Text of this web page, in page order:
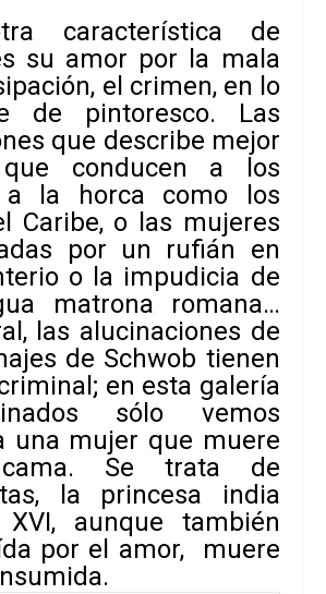
característica de
su amor por la mala
el crimen, en lo
de pintoresco. Las
que describe mejor
conducen a los
a la horca como los
Caribe, o las mujeres
por un rufián en
o la impudicia de
matrona romana…
las alucinaciones de
de Schwob tienen
en esta galería
sólo vemos
una mujer que muere
Se trata de
la princesa india
aunque también
por el amor, muere